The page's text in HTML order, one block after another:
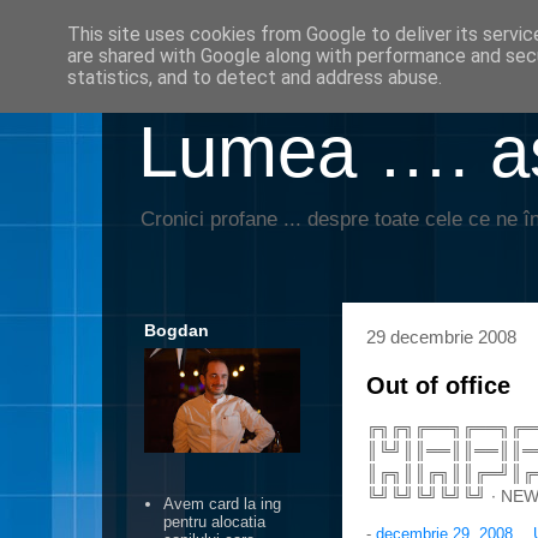
Lumea ….
Cronici profane ... despre toate cele ce ne
29 decembrie 2008
Out of office
╚╝╚╝╚╝╚╝╚╝ ∙ NEW
- decembrie 29, 2008
Bogdan
Avem card la ing
pentru alocatia
This site uses cookies from Google to deliver its
are shared with Google along with performance and
statistics, and to detect and address abuse.